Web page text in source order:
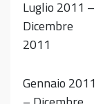
Luglio 2011 –
Dicembre
2011
Gennaio 2011